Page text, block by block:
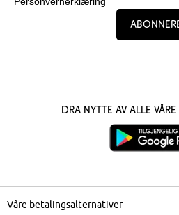
Dra nytte av alle
Våre betalingsalternativer